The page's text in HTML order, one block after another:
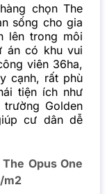
chọn The
sống cho gia
lên trong môi
án có khu vui
viên 36ha,
cạnh, rất phù
tiện ích như
Golden
cư dân dễ
Opus One
m2